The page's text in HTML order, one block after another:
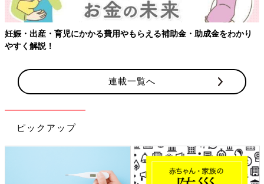
【ワクチン接種できるものも】妊婦の感染症対策、知っておいて！
連載一覧へ
ピックアップ